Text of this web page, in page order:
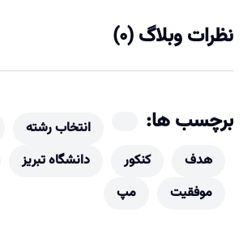
نظرات وبلاگ (0)
برچسب ها: انتخاب رشته
هدف
کنکور دانشگاه تبریز
موفقیت
مپ